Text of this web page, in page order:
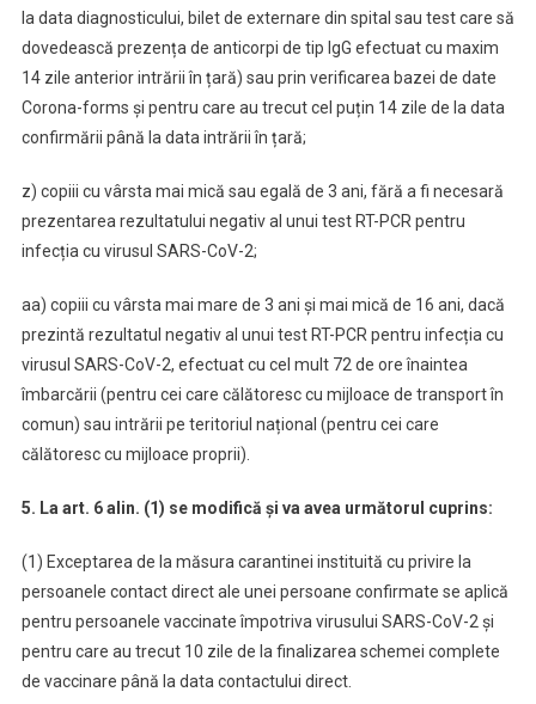
la data diagnosticului, bilet de externare din spital sau test care să
dovedească prezența de anticorpi de tip IgG efectuat cu maxim
14 zile anterior intrării în țară) sau prin verificarea bazei de date
Corona-forms și pentru care au trecut cel puțin 14 zile de la data
confirmării până la data intrării în țară;
z) copiii cu vârsta mai mică sau egală de 3 ani, fără a fi necesară
prezentarea rezultatului negativ al unui test RT-PCR pentru
infecția cu virusul SARS-CoV-2;
aa) copiii cu vârsta mai mare de 3 ani și mai mică de 16 ani, dacă
prezintă rezultatul negativ al unui test RT-PCR pentru infecția cu
virusul SARS-CoV-2, efectuat cu cel mult 72 de ore înaintea
îmbarcării (pentru cei care călătoresc cu mijloace de transport în
comun) sau intrării pe teritoriul național (pentru cei care
călătoresc cu mijloace proprii).
5. La art. 6 alin. (1) se modifică și va avea următorul cuprins:
(1) Exceptarea de la măsura carantinei instituită cu privire la
persoanele contact direct ale unei persoane confirmate se aplică
pentru persoanele vaccinate împotriva virusului SARS-CoV-2 și
pentru care au trecut 10 zile de la finalizarea schemei complete
de vaccinare până la data contactului direct.